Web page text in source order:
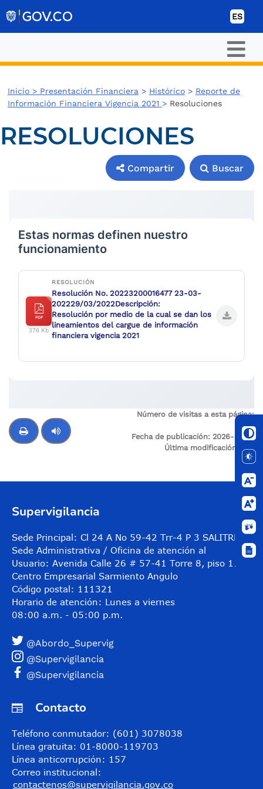
ES
Inicio > Presentación Financiera > Histórico> Reporte de
Información Financiera Vigencia 2021 >Resoluciones
RESOLUCIONES
Compartir Buscar
Estas normas definen nuestro
funcionamiento
PDF
376 Kb
RESOLUCIÓN
Resolución No. 20223200016477 23-03-
202229/03/2022Descripción:
Resolución por medio de la cual se dan los
lineamientos del cargue de información
financiera vigencia 2021
Número de visitas a esta página:
4
Fecha de publicación: 2026-03-19
Última modificación:
N/A
Supervigilancia
Sede Principal: Cl 24 A No 59-42 Trr-4 P 3 SALITRE
Sede Administrativa / Oficina de atención al
Usuario: Avenida Calle 26 # 57-41 Torre 8, piso 11
Centro Empresarial Sarmiento Angulo
Código postal: 111321
Horario de atención: Lunes a viernes
08:00 a.m. - 05:00 p.m.
@Abordo_Supervig
@Supervigilancia
@Supervigilancia
Contacto
Teléfono conmutador: (601) 3078038
Línea gratuita: 01-8000-119703
Línea anticorrupción: 157
Correo institucional:
contactenos@supervigilancia.gov.co